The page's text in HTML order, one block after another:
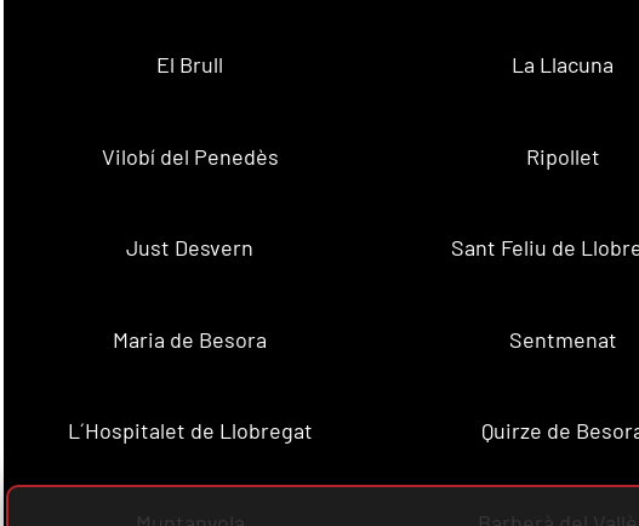
El Brull La Llacuna
Vilobí del Penedès Ripollet
Just Desvern Sant Feliu de
Maria de Besora Sentmenat
L´Hospitalet de Llobregat Quirze de